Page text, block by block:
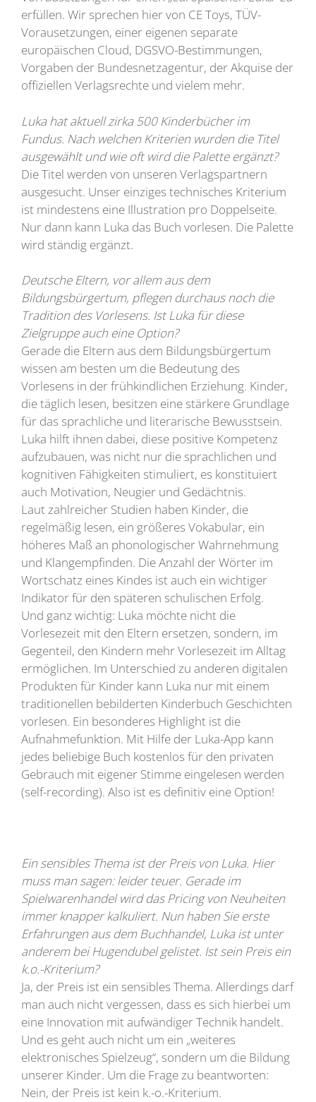
erfüllen. Wir sprechen hier von CE Toys, TÜV-
Vorausetzungen, einer eigenen separate
europäischen Cloud, DGSVO-Bestimmungen,
Vorgaben der Bundesnetzagentur, der Akquise der
offiziellen Verlagsrechte und vielem mehr.
Luka hat aktuell zirka 500 Kinderbücher im
Fundus. Nach welchen Kriterien wurden die Titel
ausgewählt und wie oft wird die Palette ergänzt?
Die Titel werden von unseren Verlagspartnern
ausgesucht. Unser einziges technisches Kriterium
ist mindestens eine Illustration pro Doppelseite.
Nur dann kann Luka das Buch vorlesen. Die Palette
wird ständig ergänzt.
Deutsche Eltern, vor allem aus dem
Bildungsbürgertum, pflegen durchaus noch die
Tradition des Vorlesens. Ist Luka für diese
Zielgruppe auch eine Option?
Gerade die Eltern aus dem Bildungsbürgertum
wissen am besten um die Bedeutung des
Vorlesens in der frühkindlichen Erziehung. Kinder,
die täglich lesen, besitzen eine stärkere Grundlage
für das sprachliche und literarische Bewusstsein.
Luka hilft ihnen dabei, diese positive Kompetenz
aufzubauen, was nicht nur die sprachlichen und
kognitiven Fähigkeiten stimuliert, es konstituiert
auch Motivation, Neugier und Gedächtnis.
Laut zahlreicher Studien haben Kinder, die
regelmäßig lesen, ein größeres Vokabular, ein
höheres Maß an phonologischer Wahrnehmung
und Klangempfinden. Die Anzahl der Wörter im
Wortschatz eines Kindes ist auch ein wichtiger
Indikator für den späteren schulischen Erfolg.
Und ganz wichtig: Luka möchte nicht die
Vorlesezeit mit den Eltern ersetzen, sondern, im
Gegenteil, den Kindern mehr Vorlesezeit im Alltag
ermöglichen. Im Unterschied zu anderen digitalen
Produkten für Kinder kann Luka nur mit einem
traditionellen bebilderten Kinderbuch Geschichten
vorlesen. Ein besonderes Highlight ist die
Aufnahmefunktion. Mit Hilfe der Luka-App kann
jedes beliebige Buch kostenlos für den privaten
Gebrauch mit eigener Stimme eingelesen werden
(self-recording). Also ist es definitiv eine Option!
Ein sensibles Thema ist der Preis von Luka. Hier
muss man sagen: leider teuer. Gerade im
Spielwarenhandel wird das Pricing von Neuheiten
immer knapper kalkuliert. Nun haben Sie erste
Erfahrungen aus dem Buchhandel, Luka ist unter
anderem bei Hugendubel gelistet. Ist sein Preis ein
k.o.-Kriterium?
Ja, der Preis ist ein sensibles Thema. Allerdings darf
man auch nicht vergessen, dass es sich hierbei um
eine Innovation mit aufwändiger Technik handelt.
Und es geht auch nicht um ein „weiteres
elektronisches Spielzeug“, sondern um die Bildung
unserer Kinder. Um die Frage zu beantworten:
Nein, der Preis ist kein k.-o.-Kriterium.